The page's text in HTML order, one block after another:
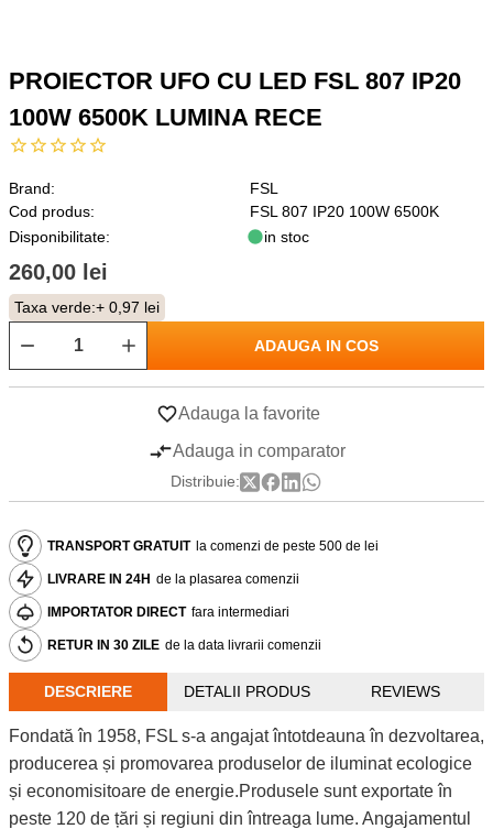
PROIECTOR UFO CU LED FSL 807 IP20
100W 6500K LUMINA RECE
Brand:
FSL
Cod produs:
FSL 807 IP20 100W 6500K
Disponibilitate:
in stoc
260,00 lei
Taxa verde:+ 0,97 lei
ADAUGA IN COS
Adauga la favorite
Adauga in comparator
Distribuie:
TRANSPORT GRATUIT la comenzi de peste 500 de lei
LIVRARE IN 24H de la plasarea comenzii
IMPORTATOR DIRECT fara intermediari
RETUR IN 30 ZILE de la data livrarii comenzii
DESCRIERE DETALII PRODUS REVIEWS
Fondată în 1958, FSL s-a angajat întotdeauna în dezvoltarea,
producerea și promovarea produselor de iluminat ecologice
și economisitoare de energie.Produsele sunt exportate în
peste 120 de țări și regiuni din întreaga lume. Angajamentul